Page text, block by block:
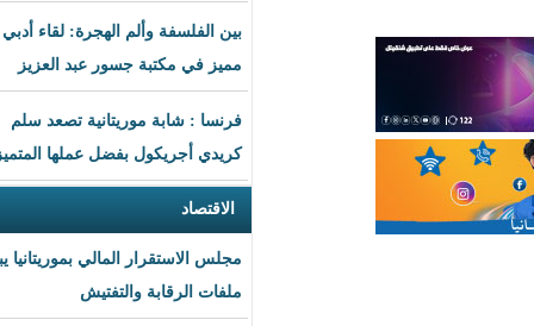
بين الفلسفة وألم الهجرة: لقاء أدبي
مميز في مكتبة جسور عبد العزيز
فرنسا : شابة موريتانية تصعد سلم
كريدي أجريكول بفضل عملها المتميز
مجلس الاستقرار المالي بموريتانيا يبحث
ملفات الرقابة والتفتيش